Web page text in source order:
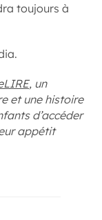
toujours à
, un
et une histoire
d’accéder
appétit